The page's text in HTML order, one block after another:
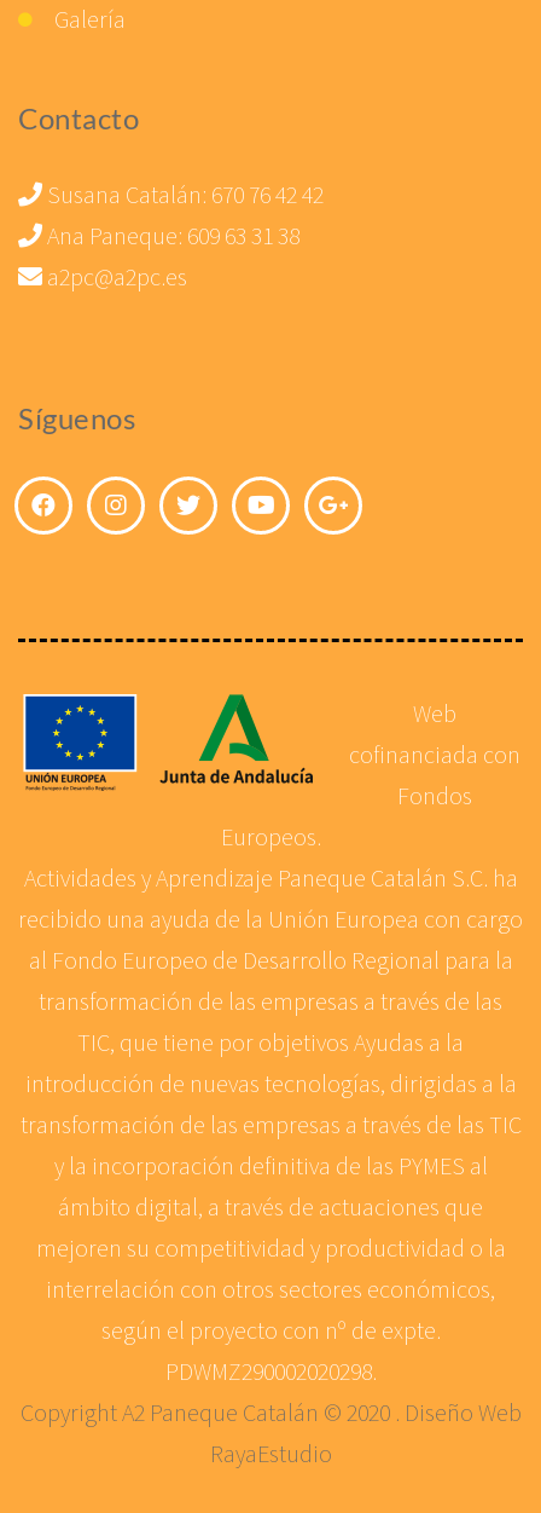
Galería
Contacto
Susana Catalán: 670 76 42 42
Ana Paneque: 609 63 31 38
a2pc@a2pc.es
Síguenos
Web
cofinanciada con
Fondos
Europeos.
Actividades y Aprendizaje Paneque Catalán S.C. ha
recibido una ayuda de la Unión Europea con cargo
al Fondo Europeo de Desarrollo Regional para la
transformación de las empresas a través de las
TIC, que tiene por objetivos Ayudas a la
introducción de nuevas tecnologías, dirigidas a la
transformación de las empresas a través de las TIC
y la incorporación definitiva de las PYMES al
ámbito digital, a través de actuaciones que
mejoren su competitividad y productividad o la
interrelación con otros sectores económicos,
según el proyecto con nº de expte.
PDWMZ290002020298.
Copyright A2 Paneque Catalán © 2020 . Diseño Web
RayaEstudio